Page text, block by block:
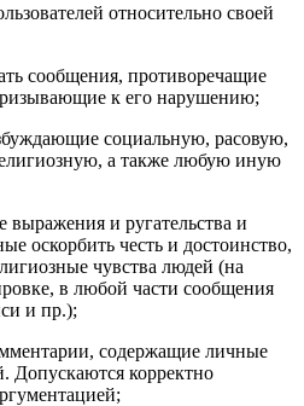
относительно своей
сообщения, противоречащие
к его нарушению;
социальную, расовую,
а также любую иную
выражения и ругательства и
оскорбить честь и достоинство,
чувства людей (на
в любой части сообщения
и пр.);
содержащие личные
Допускаются корректно